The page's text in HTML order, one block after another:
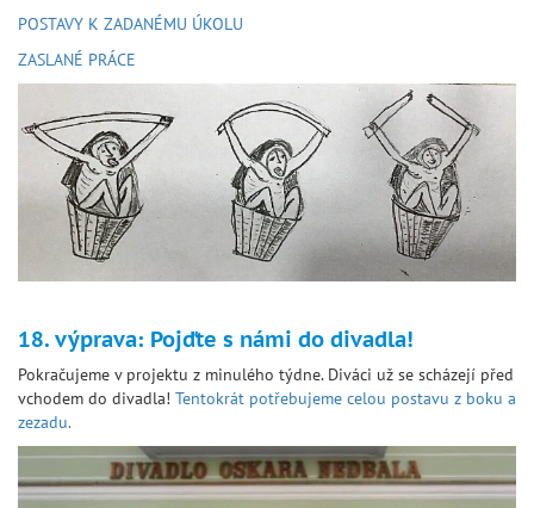
POSTAVY K ZADANÉMU ÚKOLU
ZASLANÉ PRÁCE
18. výprava: Pojďte s námi do divadla!
Pokračujeme v projektu z minulého týdne. Diváci už se scházejí před
vchodem do divadla! Tentokrát potřebujeme celou postavu z boku a
zezadu.